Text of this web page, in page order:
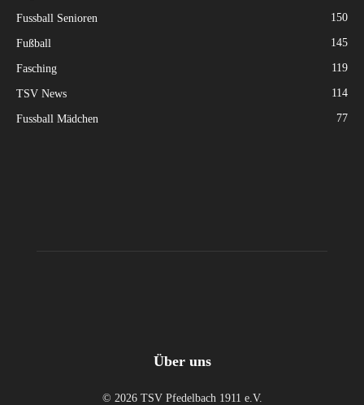
Fussball Senioren 150
Fußball 145
Fasching 119
TSV News 114
Fussball Mädchen 77
Über uns
© 2026 TSV Pfedelbach 1911 e.V.